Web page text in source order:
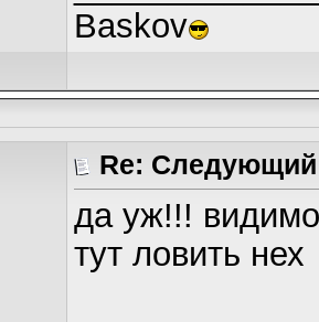
Baskov
Re: Следующий
да уж!!!
тут ловить нех